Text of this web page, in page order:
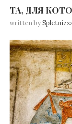
ТА, ДЛЯ
written by